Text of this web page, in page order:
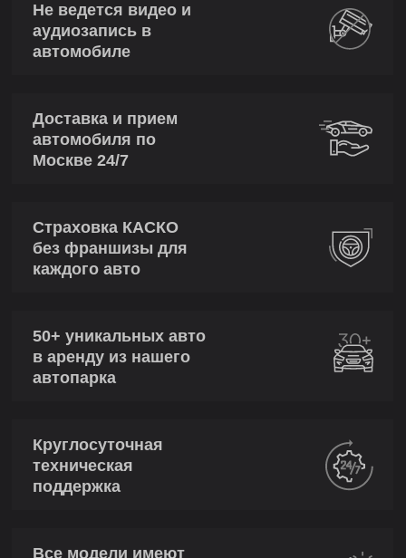
Не ведется видео и
аудиозапись в
автомобиле
Доставка и прием
автомобиля по
Москве 24/7
Страховка КАСКО
без франшизы для
каждого авто
50+ уникальных авто
в аренду из нашего
автопарка
Круглосуточная
техническая
поддержка
Все модели имеют